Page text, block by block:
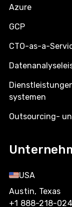
Azure
GCP
CTO-as-a-
systemen
Outsourcing-
USA
Austin, Texas
+1 888-218-